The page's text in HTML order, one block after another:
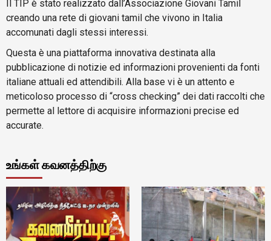
Il TIP è stato realizzato dall’Associazione Giovani Tamil
creando una rete di giovani tamil che vivono in Italia
accomunati dagli stessi interessi.
Questa è una piattaforma innovativa destinata alla
pubblicazione di notizie ed informazioni provenienti da fonti
italiane attuali ed attendibili. Alla base vi è un attento e
meticoloso processo di “cross checking” dei dati raccolti che
permette al lettore di acquisire informazioni precise ed
accurate.
உங்கள் கவனத்திற்கு